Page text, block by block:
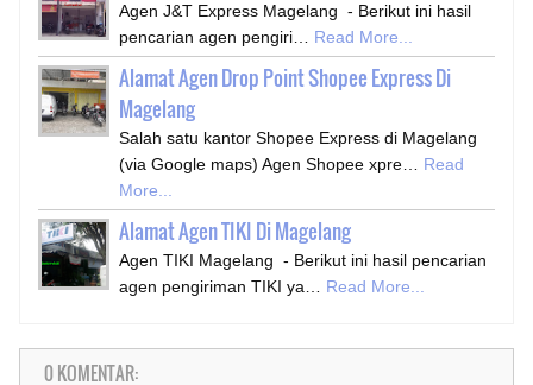
Agen J&T Express Magelang - Berikut ini hasil
pencarian agen pengiri… Read More...
Alamat Agen Drop Point Shopee Express Di
Magelang
Salah satu kantor Shopee Express di Magelang
(via Google maps) Agen Shopee xpre… Read
More...
Alamat Agen TIKI Di Magelang
Agen TIKI Magelang - Berikut ini hasil pencarian
agen pengiriman TIKI ya… Read More...
0 KOMENTAR: